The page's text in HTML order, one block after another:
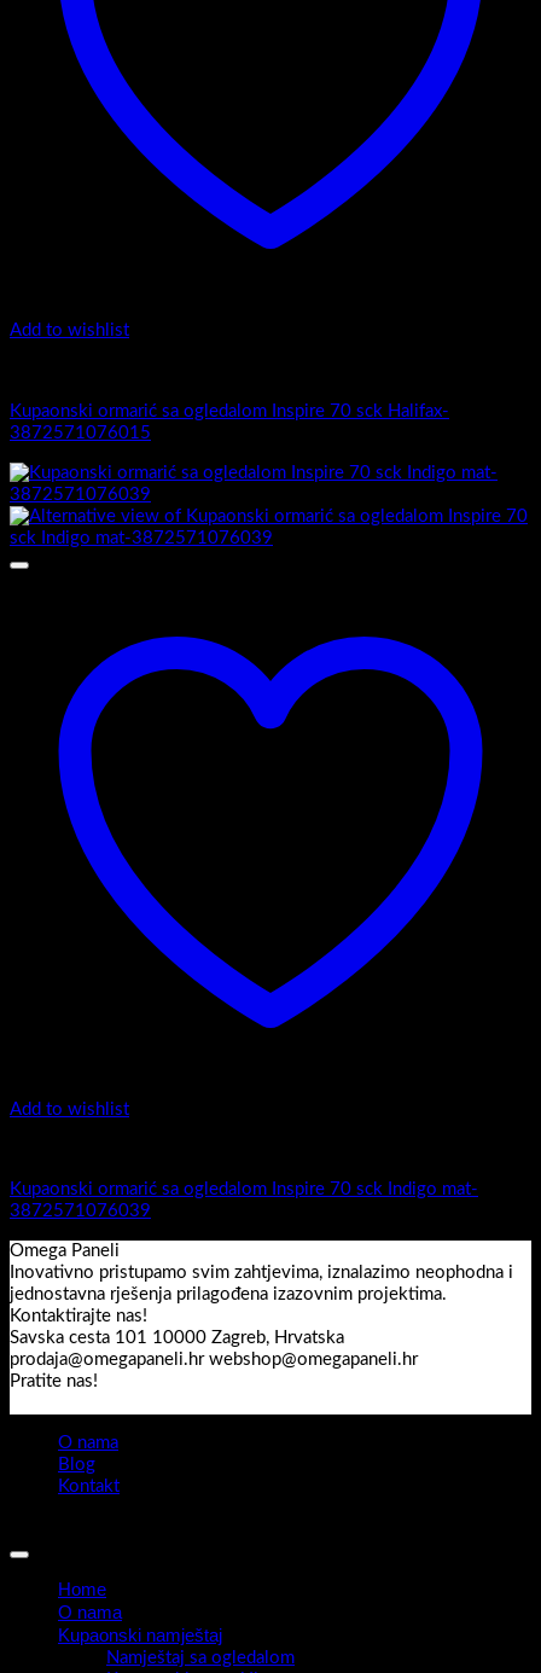
Add to wishlist
Kupaonski ormarić sa ogledalom Inspire 70 sck Halifax-
3872571076015
Add to wishlist
Kupaonski ormarić sa ogledalom Inspire 70 sck Indigo mat-
3872571076039
Omega Paneli
Inovativno pristupamo svim zahtjevima, iznalazimo neophodna i
jednostavna rješenja prilagođena izazovnim projektima.
Kontaktirajte nas!
Savska cesta 101 10000 Zagreb, Hrvatska
prodaja@omegapaneli.hr webshop@omegapaneli.hr
Pratite nas!
O nama
Blog
Kontakt
Home
O nama
Kupaonski namještaj
Namještaj sa ogledalom